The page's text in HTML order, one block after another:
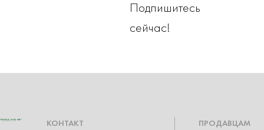
Подпишитесь
сейчас!
КОНТАКТ
ПРОДАВЦАМ